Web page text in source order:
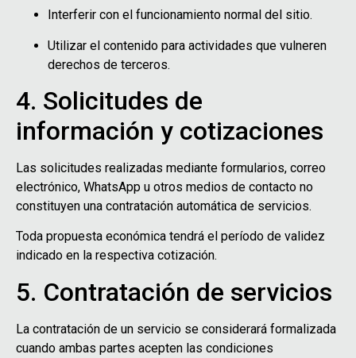
Interferir con el funcionamiento normal del sitio.
Utilizar el contenido para actividades que vulneren
derechos de terceros.
4. Solicitudes de
información y cotizaciones
Las solicitudes realizadas mediante formularios, correo
electrónico, WhatsApp u otros medios de contacto no
constituyen una contratación automática de servicios.
Toda propuesta económica tendrá el período de validez
indicado en la respectiva cotización.
5. Contratación de servicios
La contratación de un servicio se considerará formalizada
cuando ambas partes acepten las condiciones